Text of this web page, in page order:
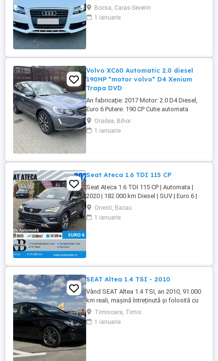
super ok,înlocuit
funcțională ,leduri,navigație color ,volan piele
Bocsa, Caras-Severin
1 ianuarie
Volvo XC60 Automatic 2.0 diesel
190HP *motor volvo* D4 Xenium
Trapa DVD
An fabricație: 2017 Motor: 2.0 D4 Diesel,
Euro 6 Putere: 190 CP Cutie automata
Motor de volvo (nu de Ford) Trim: XENIUM
Kilometraj: 255.000 Locație: Oradea
Service la zi Full Panoramic Virtual Cockpit
Full Europa ...
Oradea, Bihor
1 ianuarie
Seat Ateca 1.6 TDI 115 CP
Seat Ateca 1.6 TDI 115 CP | Automata |
2020 | 182.000 km Diesel | SUV | Euro 6 |
Pret: 17.499 Dotari Premium Line: Dublu
Climatronic + incalzire scaune Navigatie
mare + ceasuri digitale Faruri LED + lumini
Onesti, Bacau
1 ianuarie
SEAT Altea 1.4 TSI - 2010
Vând SEAT Altea 1.4 TSI, an 2010, 91.000
km reali, mașină întreținută și folosită cu
grijă. Motor 1.4 TSI, confortabilă,
spațioasă și economică, ideală atât
pentru oraș cât și pentru drumuri lungi.
Timisoara, Timis
1 ianuarie